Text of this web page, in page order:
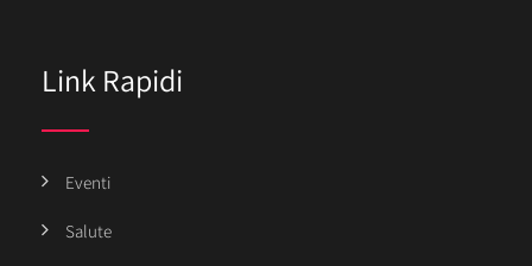
Link Rapidi
Eventi
Salute